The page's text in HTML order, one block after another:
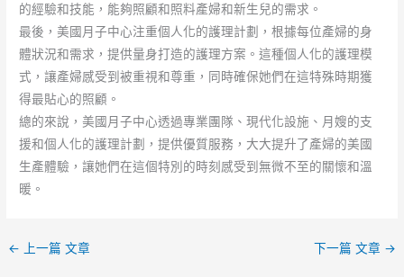
的經驗和技能，能夠照顧和照料產婦和新生兒的需求。
最後，美國月子中心注重個人化的護理計劃，根據每位產婦的身
體狀況和需求，提供量身打造的護理方案。這種個人化的護理模
式，讓產婦感受到被重視和尊重，同時確保她們在這特殊時期獲
得最貼心的照顧。
總的來說，美國月子中心透過專業團隊、現代化設施、月嫂的支
援和個人化的護理計劃，提供優質服務，大大提升了產婦的美國
生產體驗，讓她們在這個特別的時刻感受到無微不至的關懷和溫
暖。
← 上一篇 文章 下一篇 文章 →